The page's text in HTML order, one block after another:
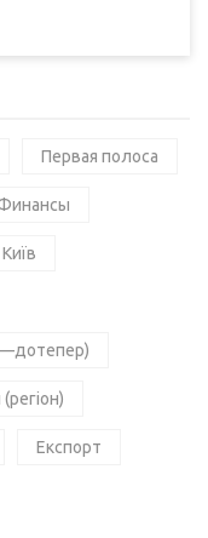
Первая полоса
Київ
Експорт